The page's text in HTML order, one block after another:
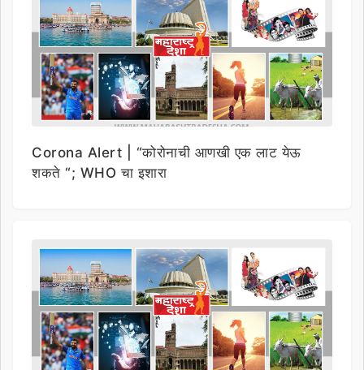
Corona Alert | “कोरोनाची आणखी एक लाट येऊ
शकते “; WHO चा इशारा